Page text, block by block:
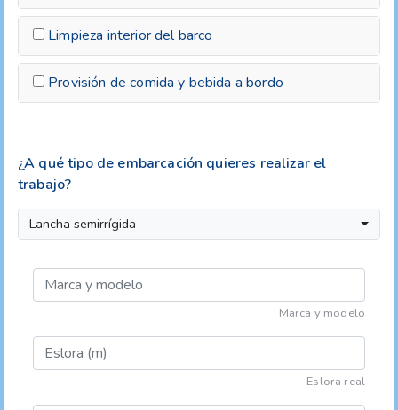
Limpieza interior del barco
Provisión de comida y bebida a bordo
¿A qué tipo de embarcación quieres realizar el
trabajo?
Lancha semirrígida
Marca y modelo
Eslora real